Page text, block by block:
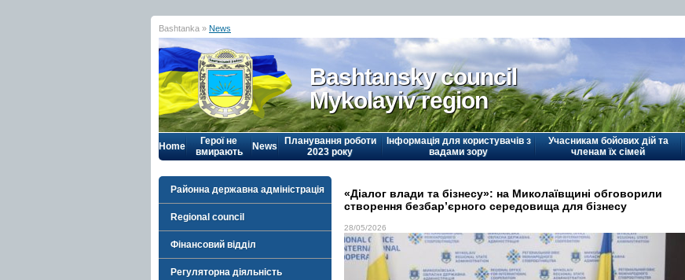
Bashtanka » News
Bashtansky council
Mykolayiv region
Home
Герої не
вмирають
News
Планування роботи
2023 року
Інформація для користувачів з
вадами зору
Учасникам бойових дій та
членам їх сімей
Районна державна адміністрація
Regional council
Фінансовий відділ
Регуляторна діяльність
«Діалог влади та бізнесу»: на Миколаївщині обговорили
створення безбар’єрного середовища для бізнесу
28/05/2026